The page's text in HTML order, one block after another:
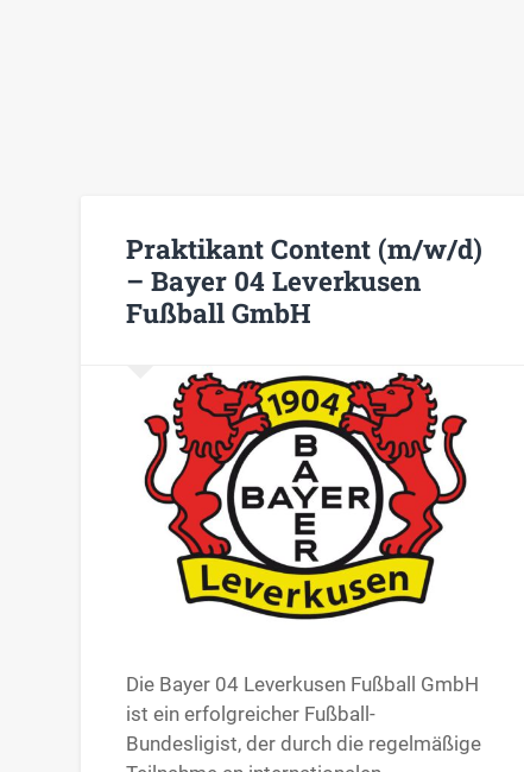
Praktikant Content (m/w/d)
– Bayer 04 Leverkusen
Fußball GmbH
Die Bayer 04 Leverkusen Fußball GmbH
ist ein erfolgreicher Fußball-
Bundesligist, der durch die regelmäßige